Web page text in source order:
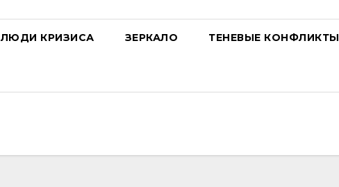
ЛЮДИ КРИЗИСА ЗЕРКАЛО ТЕНЕВЫЕ КОНФЛИКТЫ